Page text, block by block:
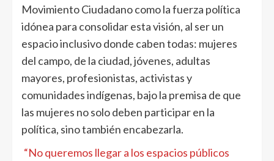
Movimiento Ciudadano como la fuerza política
idónea para consolidar esta visión, al ser un
espacio inclusivo donde caben todas: mujeres
del campo, de la ciudad, jóvenes, adultas
mayores, profesionistas, activistas y
comunidades indígenas, bajo la premisa de que
las mujeres no solo deben participar en la
política, sino también encabezarla.
“No queremos llegar a los espacios públicos